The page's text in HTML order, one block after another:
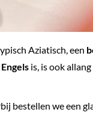
Aziatisch, een
Engelsis, is ook allang
bestellen we een